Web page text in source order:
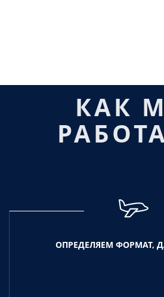
КАК
ОПРЕДЕЛЯЕМ ФОРМАТ,